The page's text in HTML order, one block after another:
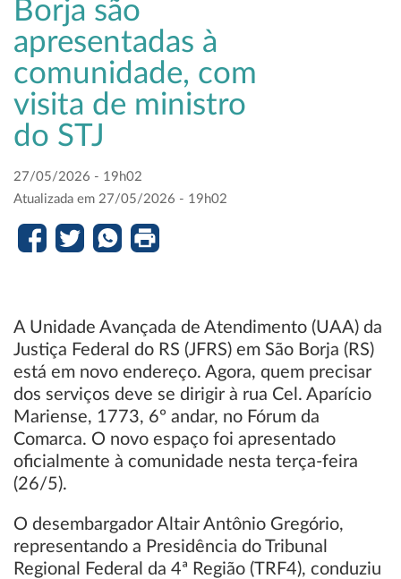
Borja são
apresentadas à
comunidade, com
visita de ministro
do STJ
27/05/2026 - 19h02
Atualizada em 27/05/2026 - 19h02
A Unidade Avançada de Atendimento (UAA) da
Justiça Federal do RS (JFRS) em São Borja (RS)
está em novo endereço. Agora, quem precisar
dos serviços deve se dirigir à rua Cel. Aparício
Mariense, 1773, 6º andar, no Fórum da
Comarca. O novo espaço foi apresentado
oficialmente à comunidade nesta terça-feira
(26/5).
O desembargador Altair Antônio Gregório,
representando a Presidência do Tribunal
Regional Federal da 4ª Região (TRF4), conduziu